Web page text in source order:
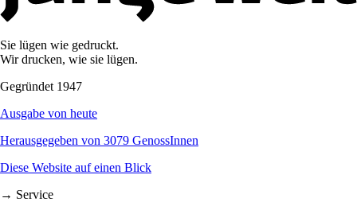
Sie lügen wie gedruckt.
Wir drucken, wie sie lügen.
Gegründet 1947
Ausgabe von heute
Herausgegeben von 3079 GenossInnen
Diese Website auf einen Blick
→ Service